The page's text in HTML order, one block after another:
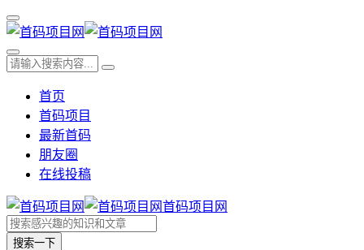
首页
首码项目
最新首码
朋友圈
在线投稿
首码项目网
搜索一下